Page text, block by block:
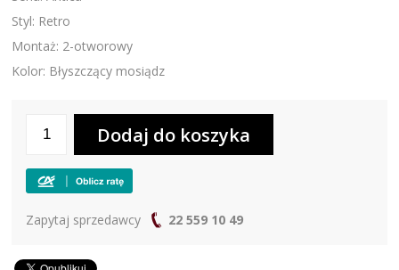
Styl: Retro
Montaż: 2-otworowy
Kolor: Błyszczący mosiądz
Zapytaj sprzedawcy 22 559 10 49